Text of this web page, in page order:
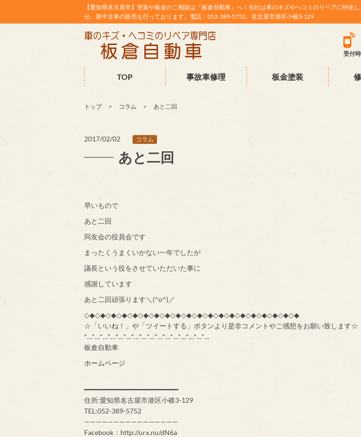
【愛知県名古屋市】塗装や板金のご相談は『板倉自動車』へ！当社は車のキズやヘコミのリペアに特
せ。新中古車の販売も行っております。電話：052-389-5752。名古屋市港区小碓3-129
受付
TOP 事故車修理 板金塗装
トップ コラム あと二回
2017/02/02 コラム
あと二回
早いもので
あと二回
同友会の役員会です
まったくうまくいかない一年でしたが
議長という役をさせていただいた事に
感謝しています
あと二回頑張ります＼(^o^)／
◇◆◇◆◇◆◇◆◇◆◇◆◇◆◇◆◇◆◇◆◇◆◇◆◇◆◇◆◇◆◇◆◇◆◇◆◇◆◇◆
☆「いいね！」や「ツイートする」ボタンより是非コメントやご感想をお願い致します☆
*…*…*…*…*…*…*…*…*…*…*…*…*…*…*…*…
板倉自動車
ホームページ
━━━━━━━━━━━━━━━━━━━━━━━━
住所:愛知県名古屋市港区小碓3-129
TEL:052-389-5752
————————————————
Facebook：http://urx.nu/dN6a